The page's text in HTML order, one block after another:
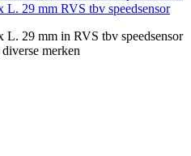
29 mm RVS tbv speedsensor
L. 29 mm in RVS tbv speedsensor
merken